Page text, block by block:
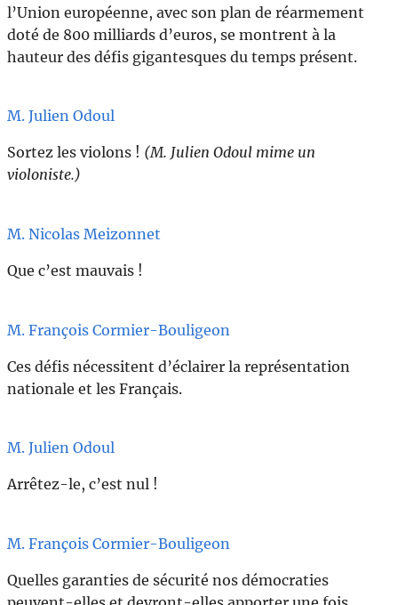
l’Union européenne, avec son plan de réarmement
doté de 800 milliards d’euros, se montrent à la
hauteur des défis gigantesques du temps présent.
M. Julien Odoul
Sortez les violons ! (M. Julien Odoul mime un
violoniste.)
M. Nicolas Meizonnet
Que c’est mauvais !
M. François Cormier-Bouligeon
Ces défis nécessitent d’éclairer la représentation
nationale et les Français.
M. Julien Odoul
Arrêtez-le, c’est nul !
M. François Cormier-Bouligeon
Quelles garanties de sécurité nos démocraties